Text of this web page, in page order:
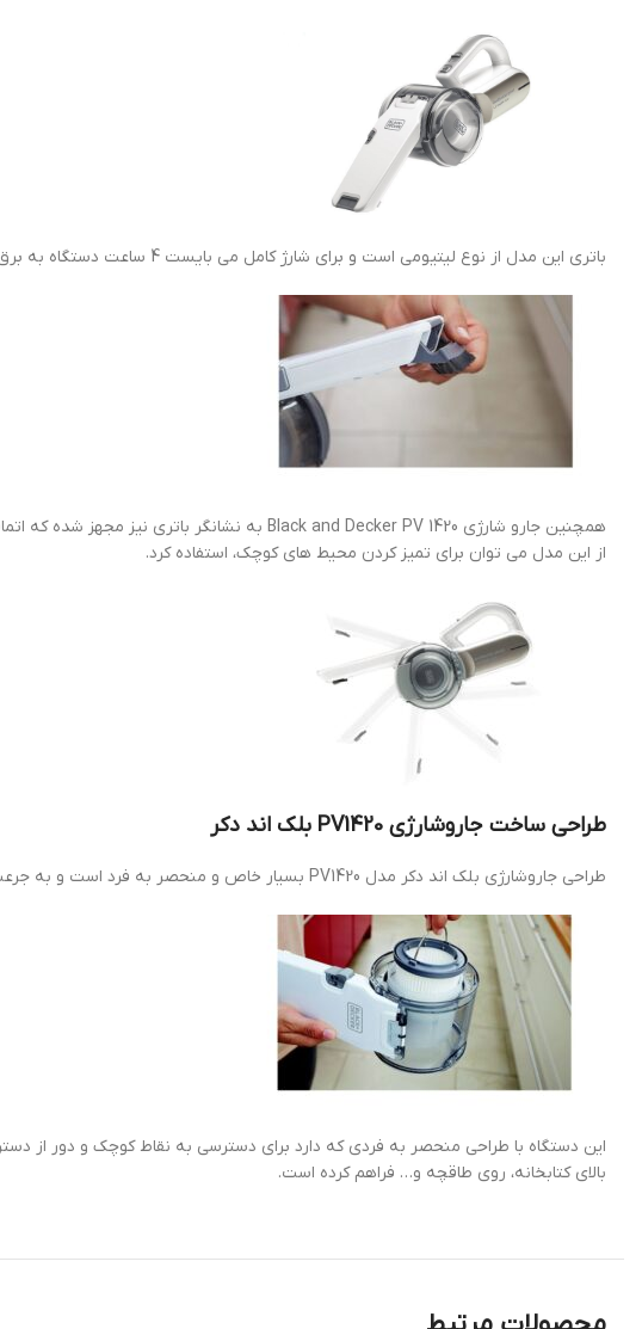
باتری این مدل از نوع لیتیومی است و برای شارژ کامل می بایست 4 ساعت دستگاه به برق متصل گردد و در هر بار شارژ، می توان به مدت 10 دقیقه از جارو استفاده کرد.
از این مدل می توان برای تمیز کردن محیط های کوچک، استفاده کرد.
طراحی ساخت جاروشارژی PV1420 بلک اند دکر
طراحی جاروشارژی بلک اند دکر مدل PV1420 بسیار خاص و منحصر به فرد است و به جرعت می توان گفت که این دستگاه یک سر و گردن از بقیه جارو شارژی ها سر تر است.
بالای کتابخانه، روی طاقچه و… فراهم کرده است.